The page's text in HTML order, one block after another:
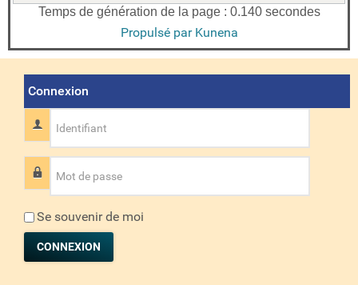
Temps de génération de la page : 0.140 secondes
Propulsé par Kunena
Connexion
Identifiant
Mot de passe
Se souvenir de moi
CONNEXION